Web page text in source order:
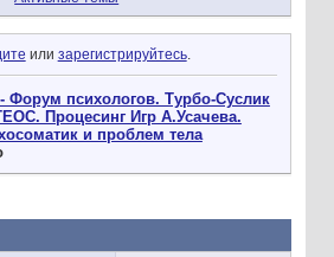
или зарегистрируйтесь.
Форум психологов. Турбо-Суслик
Процесинг Игр А.Усачева.
и проблем тела